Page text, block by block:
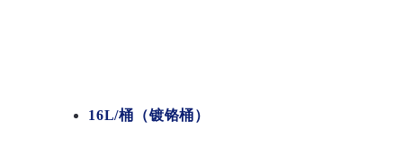
16L/桶（镀铬桶）